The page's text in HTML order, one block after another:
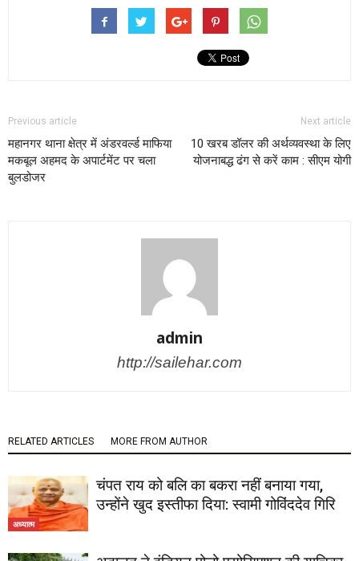
Previous article
महानगर थाना क्षेत्र में अंडरवर्ल्ड माफिया
मकबूल अहमद के अपार्टमेंट पर चला
बुलडोजर
Next article
10 खरब डॉलर की अर्थव्यवस्था के लिए
योजनाबद्ध ढंग से करें काम : सीएम योगी
admin
http://sailehar.com
RELATED ARTICLES MORE FROM AUTHOR
अध्यात्म
चंपत राय को बलि का बकरा नहीं बनाया गया,
उन्होंने खुद इस्तीफा दिया: स्वामी गोविंददेव गिरि